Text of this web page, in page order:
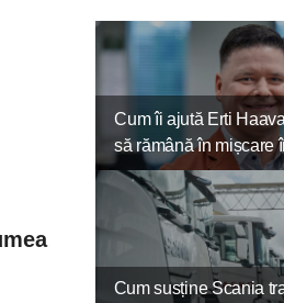
Cum îi ajută Erti
să rămână în mișcare
Cum susține Scania